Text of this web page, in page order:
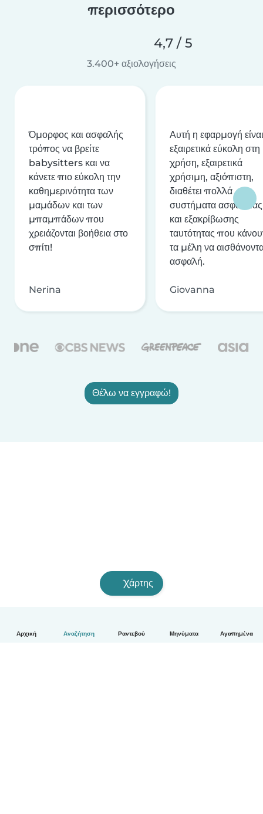
Αρχική Αναζήτηση Ραντεβού Μηνύματα Αγαπημένα
περισσότερο
4,7 / 5
3.400+ αξιολογήσεις
Όμορφος και ασφαλής
τρόπος να βρείτε
babysitters και να
κάνετε πιο εύκολη την
καθημερινότητα των
μαμάδων και των
μπαμπάδων που
χρειάζονται βοήθεια στο
σπίτι!
Nerina
Αυτή η εφαρμογή είναι
εξαιρετικά εύκολη στη
χρήση, εξαιρετικά
χρήσιμη, αξιόπιστη,
διαθέτει πολλά
συστήματα ασφαλείας
και εξακρίβωσης
ταυτότητας που
τα μέλη να
ασφαλή.
Giovanna
Θέλω να εγγραφώ!
Χάρτης